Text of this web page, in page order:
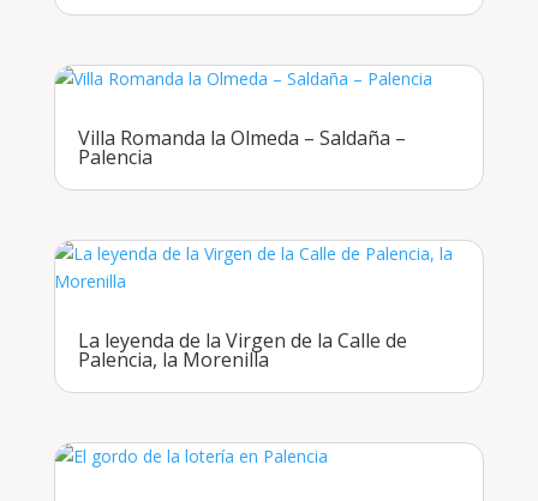
Villa Romanda la Olmeda – Saldaña –
Palencia
La leyenda de la Virgen de la Calle de
Palencia, la Morenilla